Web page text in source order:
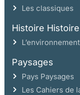
Les classiques
Histoire
Paysages
Pays Paysages
Les Cahiers de